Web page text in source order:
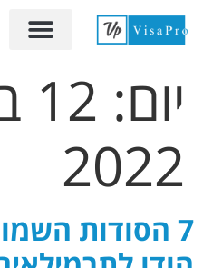
יום:
2022
7 הסודות